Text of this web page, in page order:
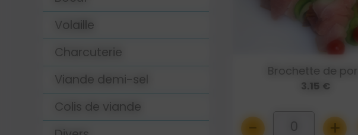
Volaille
Charcuterie
Viande demi-sel
Colis de viande
Andouillette
3.38 €
- 0 +
Brochette de porc
3.15 €
- 0 +